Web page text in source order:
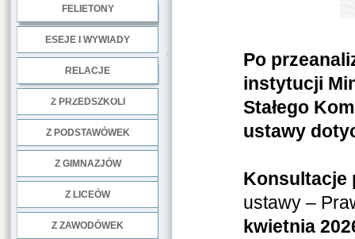
FELIETONY
ESEJE I WYWIADY
RELACJE
Z PRZEDSZKOLI
Z PODSTAWÓWEK
Z GIMNAZJÓW
Z LICEÓW
Z ZAWODÓWEK
Po
instytucji
Stałego
ustawy
Konsultacje
ustawy –
kwietnia